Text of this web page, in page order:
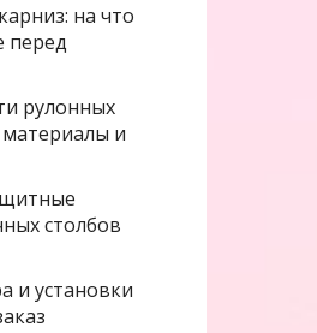
на что
перед
рулонных
и
столбов
и установки